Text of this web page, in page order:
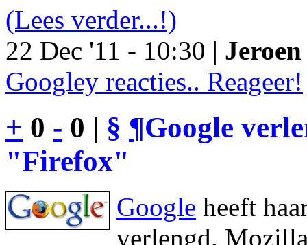
(Lees verder...!)
22 Dec '11 - 10:30 |
Googley reacties.. Reageer!
+ 0 - 0 | § ¶Google
"Firefox"
Google heeft
verlengd.